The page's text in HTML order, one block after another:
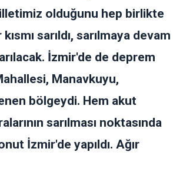
olduğunu hep birlikte
sarıldı, sarılmaya devam
İzmir'de de deprem
Manavkuyu,
bölgeydi. Hem akut
sarılması noktasında
İzmir'de yapıldı. Ağır